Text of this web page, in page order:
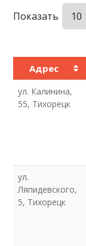
Показать
Адрес
ул. Калинина,
55, Тихорецк
ул.
Ляпидевского,
5, Тихорецк